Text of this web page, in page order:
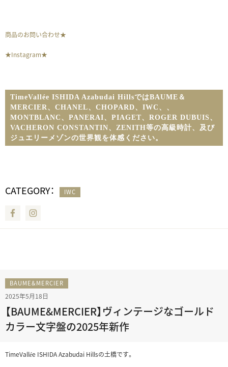
商品のお問い合わせ★
★Instagram★
TimeVallée ISHIDA Azabudai HillsではBAUME＆
MERCIER、CHANEL、CHOPARD、IWC、 、
MONTBLANC、PANERAI、PIAGET、ROGER DUBUIS、
VACHERON CONSTANTIN、ZENITH等の高級時計、及び
ジュエリーメゾンの世界観を体感ください。
CATEGORY： IWC
Facebook
BAUME&MERCIER
2025年5月18日
【BAUME&MERCIER】ヴィンテージなゴールド
カラー文字盤の2025年新作
TimeVallée ISHIDA Azabudai Hillsの土橋です。